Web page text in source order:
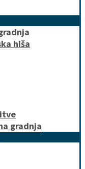
hiša
gradnja